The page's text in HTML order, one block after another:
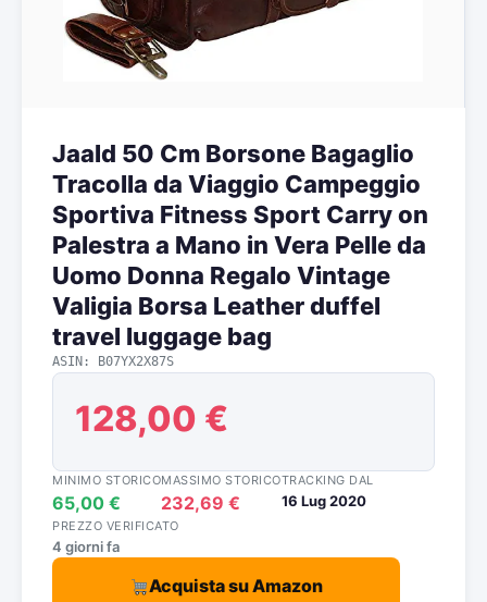
Jaald 50 Cm Borsone Bagaglio
Tracolla da Viaggio Campeggio
Sportiva Fitness Sport Carry on
Palestra a Mano in Vera Pelle da
Uomo Donna Regalo Vintage
Valigia Borsa Leather duffel
travel luggage bag
ASIN: B07YX2X87S
128,00 €
MINIMO STORICO
65,00 €
MASSIMO STORICO
232,69 €
TRACKING DAL
16 Lug 2020
PREZZO VERIFICATO
4 giorni fa
Acquista su Amazon